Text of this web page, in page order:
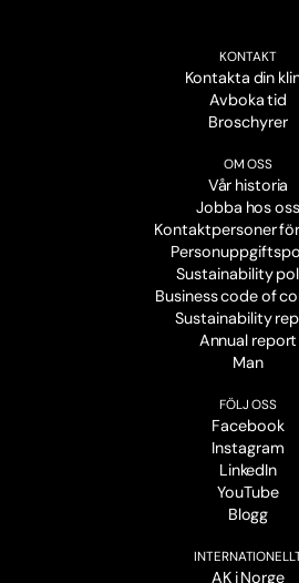
KONTAKT
Kontakta din
Avboka tid
Broschyrer
OM OSS
Vår historia
Jobba hos oss
Kontaktpersoner
Sustainability
Business code of
Sustainability
Annual report
Man
FÖLJ OSS
Facebook
Instagram
LinkedIn
YouTube
Blogg
AK i Norge